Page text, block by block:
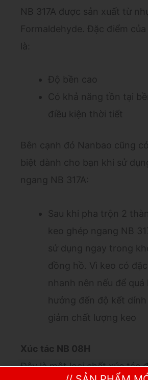
NB 317A được sản xuất từ
Formaldehyde. Đặc điểm
là:
Độ bền cao
Có khả năng tồn tại
điều kiện thời tiết
Bên cạnh đó Nanbao cũng
biệt dành cho bạn khi sử
ngang NB 317A:
Sau khi pha trộn 2
keo ghép ngang NB
sử dụng ngay trong
đồng hồ. Vì keo có
nhanh nên nếu để quá
hưởng đến độ kết
giảm chất lượng keo
Xúc tác NB 08H
Đây là một loại chất xúc tác